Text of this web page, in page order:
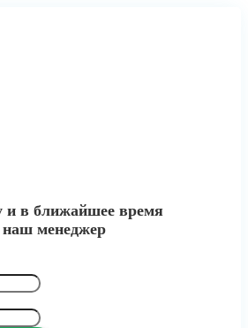
и в ближайшее время
менеджер